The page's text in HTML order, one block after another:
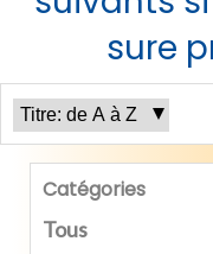
sure
Catégories
Tous